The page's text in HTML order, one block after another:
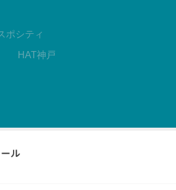
ポシティ
HAT神戸